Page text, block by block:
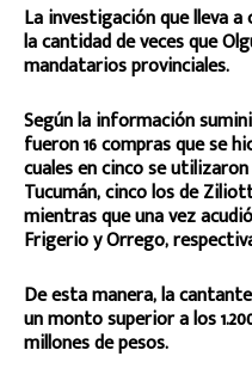
La investigación que lleva
la cantidad de veces que
mandatarios provinciales.
Según la información
fueron 16 compras que se
cuales en cinco se
Tucumán, cinco los de
mientras que una vez
Frigerio y Orrego,
De esta manera, la
un monto superior a los
millones de pesos.